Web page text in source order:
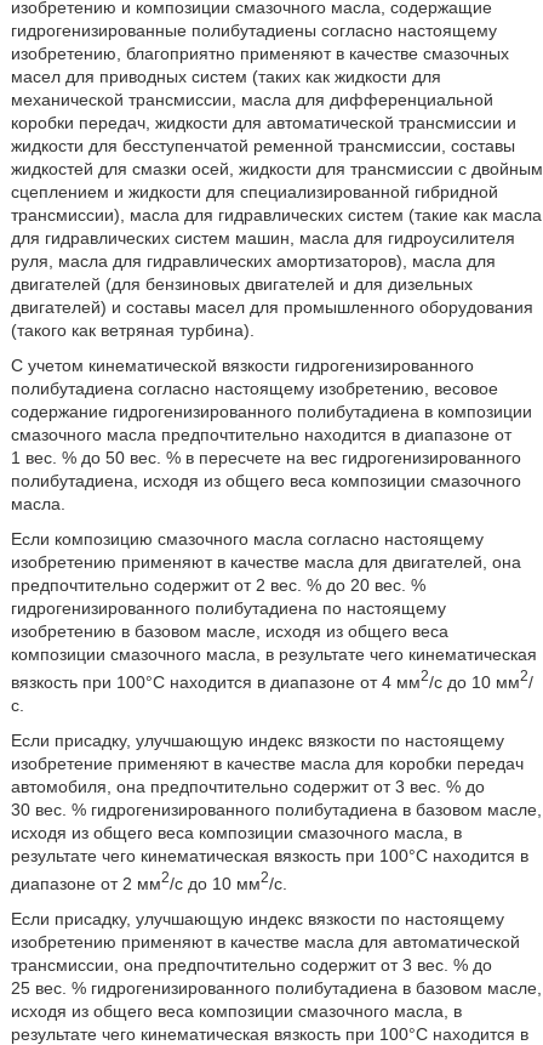
изобретению и композиции смазочного масла, содержащие
гидрогенизированные полибутадиены согласно настоящему
изобретению, благоприятно применяют в качестве смазочных
масел для приводных систем (таких как жидкости для
механической трансмиссии, масла для дифференциальной
коробки передач, жидкости для автоматической трансмиссии и
жидкости для бесступенчатой ременной трансмиссии, составы
жидкостей для смазки осей, жидкости для трансмиссии с двойным
сцеплением и жидкости для специализированной гибридной
трансмиссии), масла для гидравлических систем (такие как масла
для гидравлических систем машин, масла для гидроусилителя
руля, масла для гидравлических амортизаторов), масла для
двигателей (для бензиновых двигателей и для дизельных
двигателей) и составы масел для промышленного оборудования
(такого как ветряная турбина).
С учетом кинематической вязкости гидрогенизированного
полибутадиена согласно настоящему изобретению, весовое
содержание гидрогенизированного полибутадиена в композиции
смазочного масла предпочтительно находится в диапазоне от
1 вес. % до 50 вес. % в пересчете на вес гидрогенизированного
полибутадиена, исходя из общего веса композиции смазочного
масла.
Если композицию смазочного масла согласно настоящему
изобретению применяют в качестве масла для двигателей, она
предпочтительно содержит от 2 вес. % до 20 вес. %
гидрогенизированного полибутадиена по настоящему
изобретению в базовом масле, исходя из общего веса
композиции смазочного масла, в результате чего кинематическая
вязкость при 100°C находится в диапазоне от 4 мм2/с до 10 мм2/
с.
Если присадку, улучшающую индекс вязкости по настоящему
изобретение применяют в качестве масла для коробки передач
автомобиля, она предпочтительно содержит от 3 вес. % до
30 вес. % гидрогенизированного полибутадиена в базовом масле,
исходя из общего веса композиции смазочного масла, в
результате чего кинематическая вязкость при 100°C находится в
диапазоне от 2 мм2/с до 10 мм2/с.
Если присадку, улучшающую индекс вязкости по настоящему
изобретению применяют в качестве масла для автоматической
трансмиссии, она предпочтительно содержит от 3 вес. % до
25 вес. % гидрогенизированного полибутадиена в базовом масле,
исходя из общего веса композиции смазочного масла, в
результате чего кинематическая вязкость при 100°C находится в